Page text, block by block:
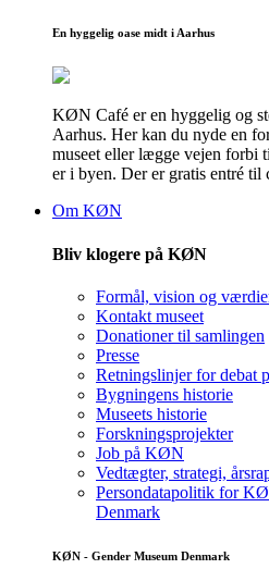
En hyggelig oase midt i Aarhus
KØN Café er en hyggelig og
Aarhus. Her kan du nyde en
museet eller lægge vejen forbi
er i byen. Der er gratis entré til
Om KØN
Bliv klogere på KØN
Formål, vision og
Kontakt museet
Donationer til samlingen
Presse
Retningslinjer for debat
Bygningens historie
Museets historie
Forskningsprojekter
Job på KØN
Vedtægter, strategi,
Persondatapolitik for
Denmark
KØN - Gender Museum Denmark